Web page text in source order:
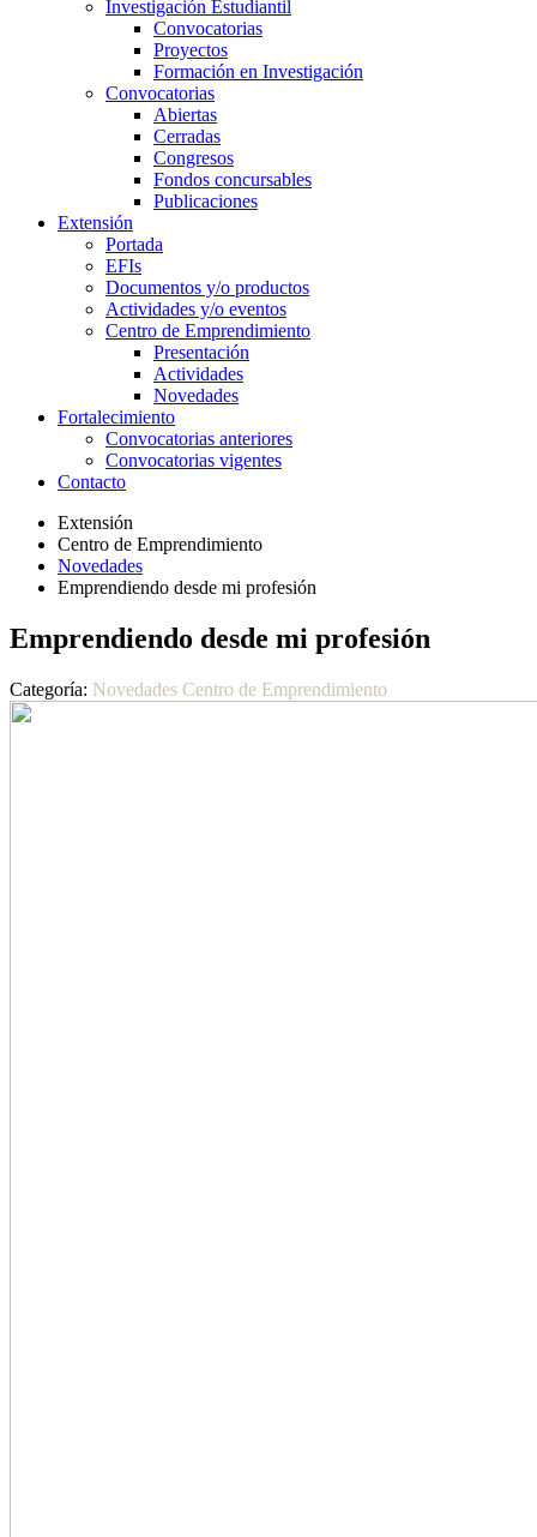
Investigación Estudiantil
Convocatorias
Proyectos
Formación en Investigación
Convocatorias
Abiertas
Cerradas
Congresos
Fondos concursables
Publicaciones
Extensión
Portada
EFIs
Documentos y/o productos
Actividades y/o eventos
Centro de Emprendimiento
Presentación
Actividades
Novedades
Fortalecimiento
Convocatorias anteriores
Convocatorias vigentes
Contacto
Extensión
Centro de Emprendimiento
Novedades
Emprendiendo desde mi profesión
Emprendiendo desde mi profesión
Categoría: Novedades Centro de Emprendimiento